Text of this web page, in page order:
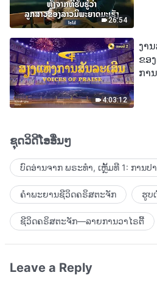
26:54
4:03:12
ງາ
ຂອ
ກາ
ຊຸດວິດີໂອອື່ນໆ
ບົດອ່ານຈາກ ພຣະທຳ, ເຫຼັ້ມທີ 1: ການ
ຄຳພະຍານຊີວິດຄຣິສຕະຈັກ ຮູບ
ຊີວິດຄຣິສຕະຈັກ—ລາຍການວາໄຣຕີ້
Leave a Reply